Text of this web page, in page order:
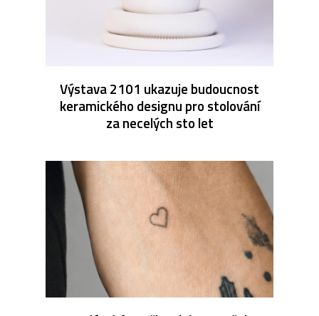
Výstava 2101 ukazuje budoucnost
keramického designu pro stolování
za necelých sto let